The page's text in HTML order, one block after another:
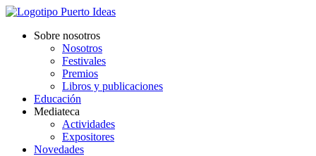
Sobre nosotros
Nosotros
Festivales
Premios
Libros y publicaciones
Educación
Mediateca
Actividades
Expositores
Novedades